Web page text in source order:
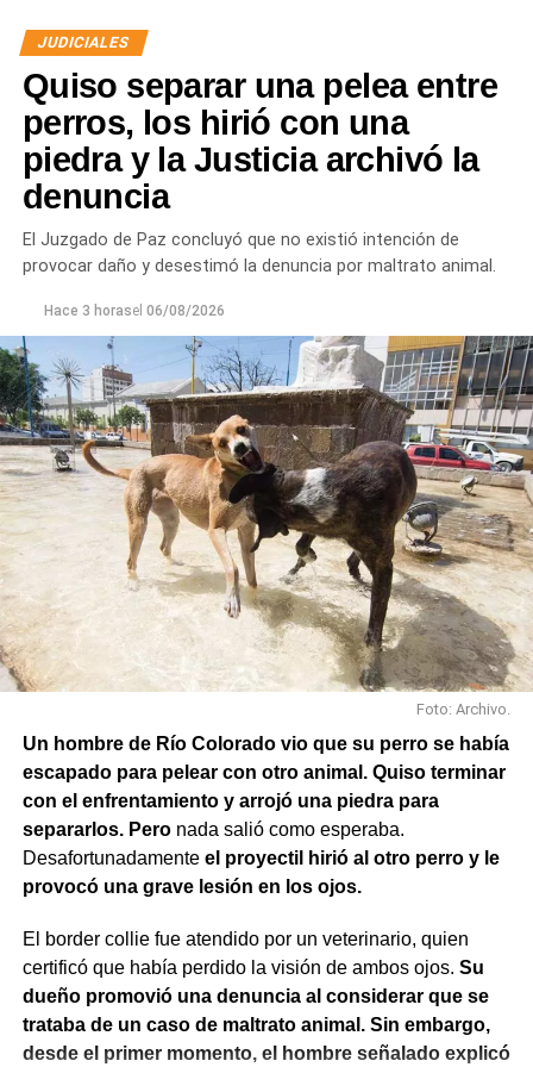
Desde Defensa Civil y Desarrollo Social se brindó
Noroeste, Quinta 25, Carlos Soria y Chacramonte,
donde se entregaron nylon, frazadas, colchones, leña
y alimentos.
En paralelo, las cuadrillas municipales realizaron la
limpieza de alcantarillas y sumideros en distintos
sectores de la ciudad, entre ellos Jujuy y Güemes;
Güemes entre Dr. Maradona y República del Líbano;
Carlos Gardel y Rochdale; Rochdale y Australia;
Rochdale y Jujuy; Yrigoyen y Mendoza; Yrigoyen y
Avenida Roca; y Chula Vista, casi San Juan.
También se efectuaron trabajos en Los Fresnos y Vintter;
Avenida Viterbori y Lago Mascardi; Avenida Roca y
Gadano; y Gadano al 846, donde se retiró una rejilla
dañada y se colocó una valla preventiva para evitar
JUDICIALES
Quiso separar una pelea entre
perros, los hirió con una
piedra y la Justicia archivó la
denuncia
El Juzgado de Paz concluyó que no existió intención de
provocar daño y desestimó la denuncia por maltrato animal.
Hace 3 horasel 06/08/2026
Foto: Archivo.
Un hombre de Río Colorado vio que su perro se había
escapado para pelear con otro animal. Quiso terminar
con el enfrentamiento y arrojó una piedra para
separarlos. Peronada salió como esperaba.
Desafortunadamente el proyectil hirió al otro perro y le
provocó una grave lesión en los ojos.
El border collie fue atendido por un veterinario, quien
certificó que había perdido la visión de ambos ojos. Su
dueño promovió una denuncia al considerar que se
trataba de un caso de maltrato animal. Sin embargo,
desde el primer momento, el hombre señalado explicó